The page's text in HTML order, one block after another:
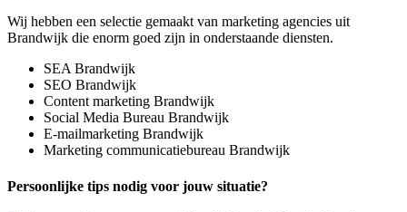
Wij hebben een selectie gemaakt van marketing agencies uit
Brandwijk die enorm goed zijn in onderstaande diensten.
SEA Brandwijk
SEO Brandwijk
Content marketing Brandwijk
Social Media Bureau Brandwijk
E-mailmarketing Brandwijk
Marketing communicatiebureau Brandwijk
Persoonlijke tips nodig voor jouw situatie?